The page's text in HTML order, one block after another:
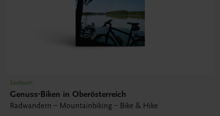
Sachbuch
Genuss-Biken in Oberösterreich
Radwandern – Mountainbiking – Bike & Hike